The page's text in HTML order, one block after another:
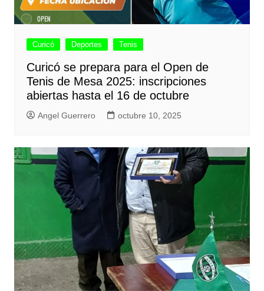
Curicó Deportes Tenis
Curicó se prepara para el Open de
Tenis de Mesa 2025: inscripciones
abiertas hasta el 16 de octubre
Angel Guerrero octubre 10, 2025